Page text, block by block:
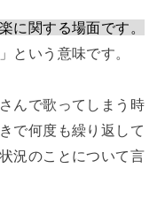
に関する場面です。
という意味です。
んで歌ってしまう時
で何度も繰り返して
況のことについて言